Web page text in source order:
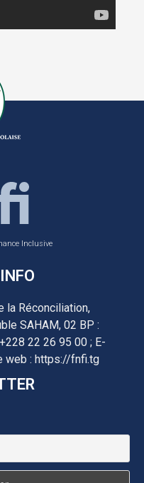
Inclusive
la Réconciliation,
SAHAM, 02 BP :
22 26 95 00 ; E-
web : https://fnfi.tg